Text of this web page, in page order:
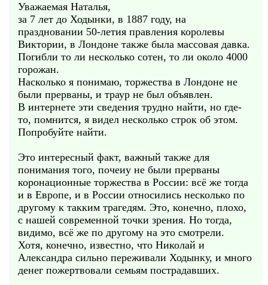
Уважаемая Наталья,
за 7 лет до Ходынки, в 1887 году, на
праздновании 50-летия правления королевы
Виктории, в Лондоне также была массовая давка.
Погибли то ли несколько сотен, то ли около 4000
горожан.
Насколько я понимаю, торжества в Лондоне не
были прерваны, и траур не был объявлен.
В интернете эти сведения трудно найти, но где-
то, помнится, я видел несколько строк об этом.
Попробуйте найти.
Это интересный факт, важный также для
понимания того, почеиу не были прерваны
коронационные торжества в России: всё же тогда
и в Европе, и в России относились несколько по
другому к такким трагедям. Это, конечно, плохо,
с нашей современной точки зрения. Но тогда,
видимо, всё же по другому на это смотрели.
Хотя, конечно, известно, что Николай и
Александра сильно переживали Ходынку, и много
денег пожертвовали семьям пострадавших.